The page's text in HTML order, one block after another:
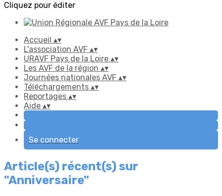
Cliquez pour éditer
Accueil ▴▾
L'association AVF ▴▾
URAVF Pays de la Loire ▴▾
Les AVF de la région ▴▾
Journées nationales AVF ▴▾
Téléchargements ▴▾
Reportages ▴▾
Aide ▴▾
Se connecter
Article(s) récent(s) sur
"Anniversaire"